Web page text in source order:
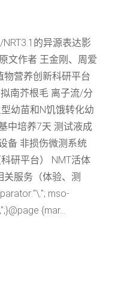
的异源表达影
文作者 王金刚、周爱
物营养创新科研平台
南芥根毛 离子流/分
幼苗和N饥饿转化幼
中培养7天 测试液成
备 非损伤微测系统
研平台） NMT活体
关服务（体验、测
mso-
{mar...